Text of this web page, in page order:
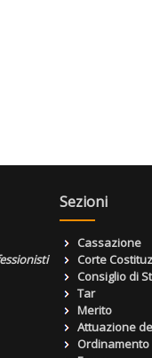
Sezioni
Cassazione
Corte
Consiglio di
Tar
Merito
Attuazione